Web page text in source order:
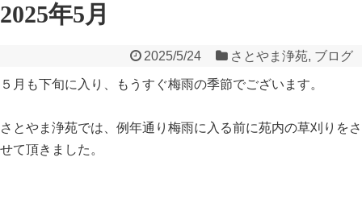
2025年5月
2025/5/24 さとやま浄苑, ブログ
５月も下旬に入り、もうすぐ梅雨の季節でございます。
さとやま浄苑では、例年通り梅雨に入る前に苑内の草刈りをさ
せて頂きました。